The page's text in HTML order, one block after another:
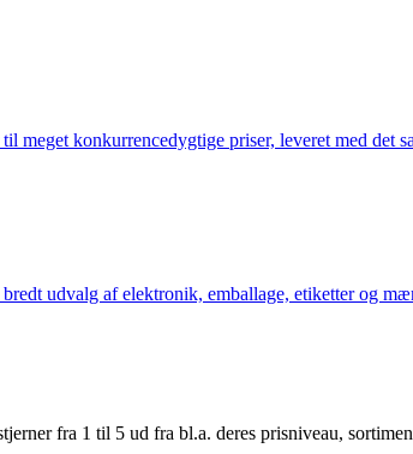
konkurrencedygtige priser, leveret med det
udvalg af elektronik, emballage, etiketter og
fra 1 til 5 ud fra bl.a. deres prisniveau,